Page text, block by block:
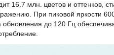
16.7 млн. цветов и оттенков,
При пиковой яркости
до 120 Гц